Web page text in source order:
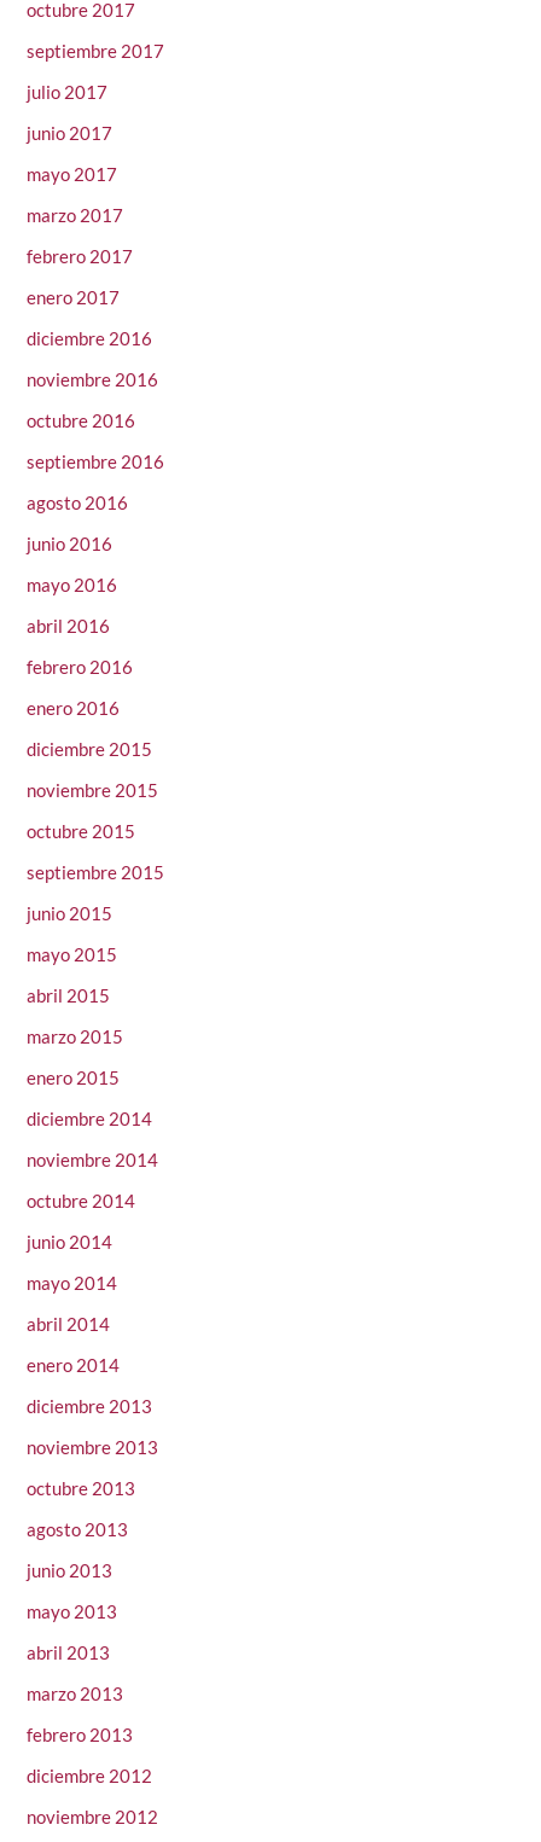
octubre 2017
septiembre 2017
julio 2017
junio 2017
mayo 2017
marzo 2017
febrero 2017
enero 2017
diciembre 2016
noviembre 2016
octubre 2016
septiembre 2016
agosto 2016
junio 2016
mayo 2016
abril 2016
febrero 2016
enero 2016
diciembre 2015
noviembre 2015
octubre 2015
septiembre 2015
junio 2015
mayo 2015
abril 2015
marzo 2015
enero 2015
diciembre 2014
noviembre 2014
octubre 2014
junio 2014
mayo 2014
abril 2014
enero 2014
diciembre 2013
noviembre 2013
octubre 2013
agosto 2013
junio 2013
mayo 2013
abril 2013
marzo 2013
febrero 2013
diciembre 2012
noviembre 2012